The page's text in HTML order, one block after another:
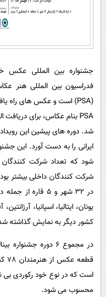
جشنواره بین المللی عکس
فدراسیون بین المللی هنر
شد. دوره های پیشین این
ایرانی را به دست آورد. این
شود که تعداد شرکت
شرکت کنندگان داخلی بیشتر
در ۳۲ شهر و ۵
یونان، ایتالیا، اسپانیا،
کشور دیگر به نمایش گذاشته
است که در نوع خود رکوردی بی
محسوب می شود.